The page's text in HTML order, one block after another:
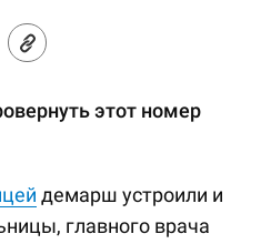
этот номер
демарш устроили и
главного врача